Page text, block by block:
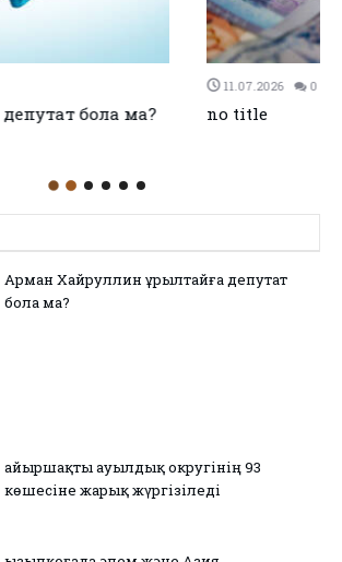
Арман Хайруллин Құрылтайға депутат
бола ма?
Қайыршақты ауылдық округінің 93
көшесіне жарық жүргізіледі